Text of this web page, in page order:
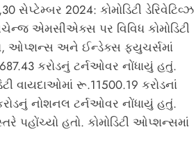
સેપ્ટેમ્બર 2024: કોમોડિટી ડેરિવેટિવ્ઝ
એમસીએક્સ પર વિવિધ કોમોડિટી
ઓપ્શન્સ અને ઈન્ડેક્સ ફ્યુચર્સમાં
કરોડનું ટર્નઓવર નોંધાયું હતું.
વાયદાઓમાં રૂ.11500.19 કરોડનાં
નોશનલ ટર્નઓવર નોંધાયું હતું.
પહોંચ્યો હતો. કોમોડિટી ઓપ્શન્સમાં